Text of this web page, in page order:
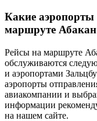
Какие
маршруте Абакан
Рейсы на маршруте
обслуживаются
и аэропортами
аэропорты
авиакомпании и
информации
на нашем сайте.